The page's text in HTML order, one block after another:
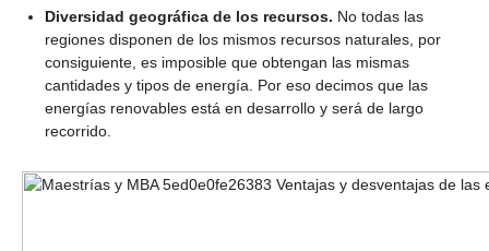
Diversidad geográfica de los recursos. No todas las
regiones disponen de los mismos recursos naturales, por
consiguiente, es imposible que obtengan las mismas
cantidades y tipos de energía. Por eso decimos que las
energías renovables está en desarrollo y será de largo
recorrido.